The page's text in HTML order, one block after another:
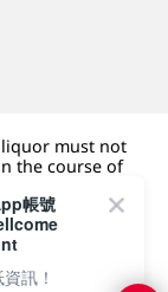
must not
the course of
(18 歲以下人士)
帳號
訊！